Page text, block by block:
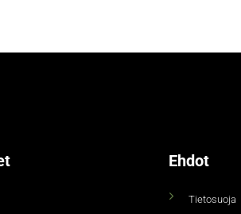
Ehdot
Tietosuoja